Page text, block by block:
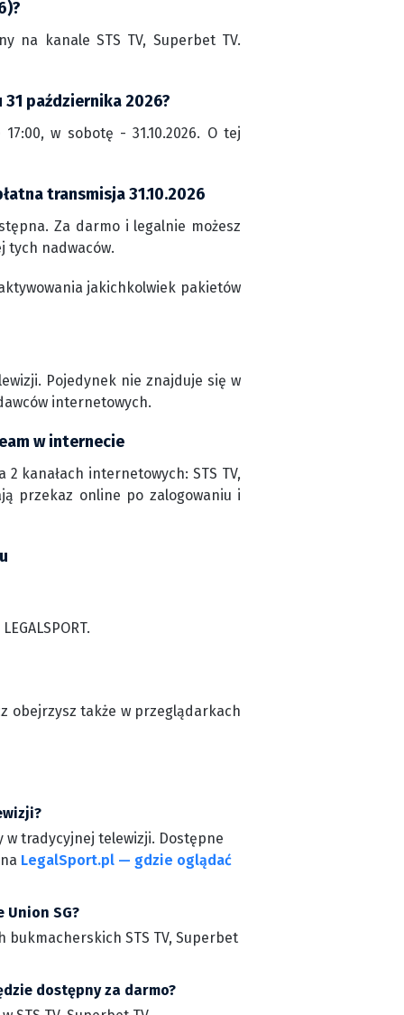
na kanale STS TV, Superbet TV.
października 2026?
w sobotę - 31.10.2026. O tej
transmisja 31.10.2026
Za darmo i legalnie możesz
tych nadwaców.
jakichkolwiek pakietów
Pojedynek nie znajduje się w
internetowych.
w internecie
kanałach internetowych: STS TV,
przekaz online po zalogowaniu i
obejrzysz także w przeglądarkach
w tradycyjnej telewizji. Dostępne
LegalSport.pl — gdzie oglądać
SG?
bukmacherskich STS TV, Superbet
dostępny za darmo?